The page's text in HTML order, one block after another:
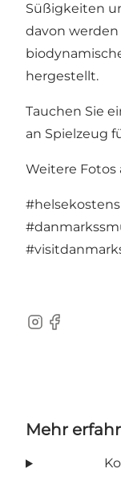
Süßigkeiten
davon
hergestellt.
Tauchen Sie
an Spielzeug
Weitere Fotos
Instagram
Facebook
Mehr